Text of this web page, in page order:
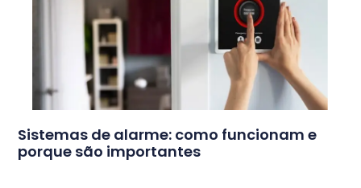
Sistemas de alarme: como funcionam e
porque são importantes